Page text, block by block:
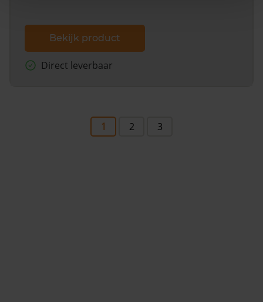
Bekijk product
Direct leverbaar
1 2 3